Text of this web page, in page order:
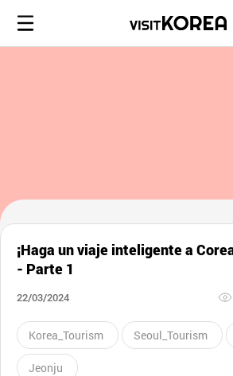
¡Haga un viaje inteligente a
- Parte 1
22/03/2024
Korea_Tourism Seoul_Tourism
Jeonju